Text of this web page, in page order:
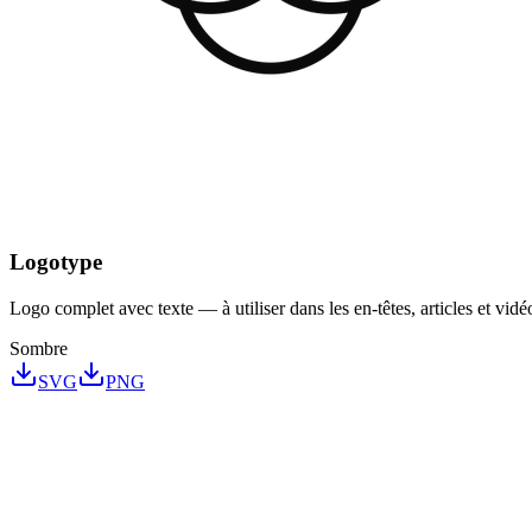
Logotype
Logo complet avec texte — à utiliser dans les en-têtes, articles et
Sombre
SVG
PNG